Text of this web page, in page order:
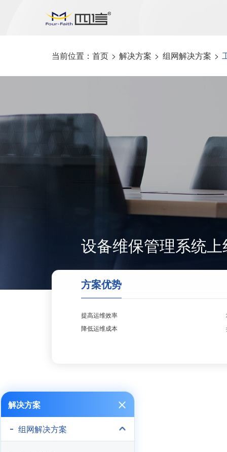
当前位置： 首页 > 解决方案 > 组网解决方案 >
设备维保管理系统
方案优势
提高运维效率
降低运维成本
解决方案
组网解决方案